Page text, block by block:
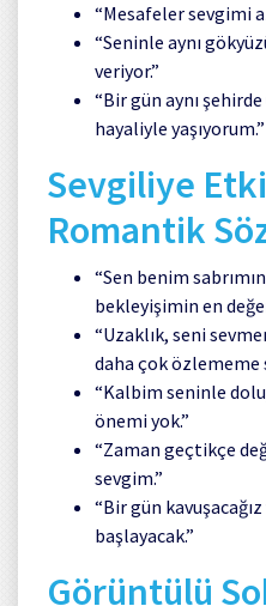
“Mesafeler sevgimi
“Seninle aynı
veriyor.”
“Bir gün aynı şehirde
hayaliyle yaşıyorum.”
Sevgiliye
Romantik
“Sen benim
bekleyişimin en
“Uzaklık, seni
daha çok özlememe
“Kalbim seninle
önemi yok.”
“Zaman geçtikçe
sevgim.”
“Bir gün
başlayacak.”
Görüntülü